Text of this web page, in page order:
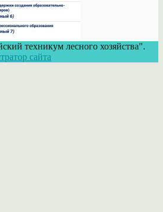
техникум лесного хозяйства".
сайта